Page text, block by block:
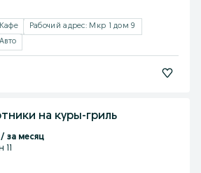
Рабочий адрес: Мкр 1 дом 9
на куры-гриль
/ за месяц